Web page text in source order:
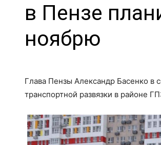
в Пензе
ноябрю
Глава Пензы Александр Басенко в
транспортной развязки в районе